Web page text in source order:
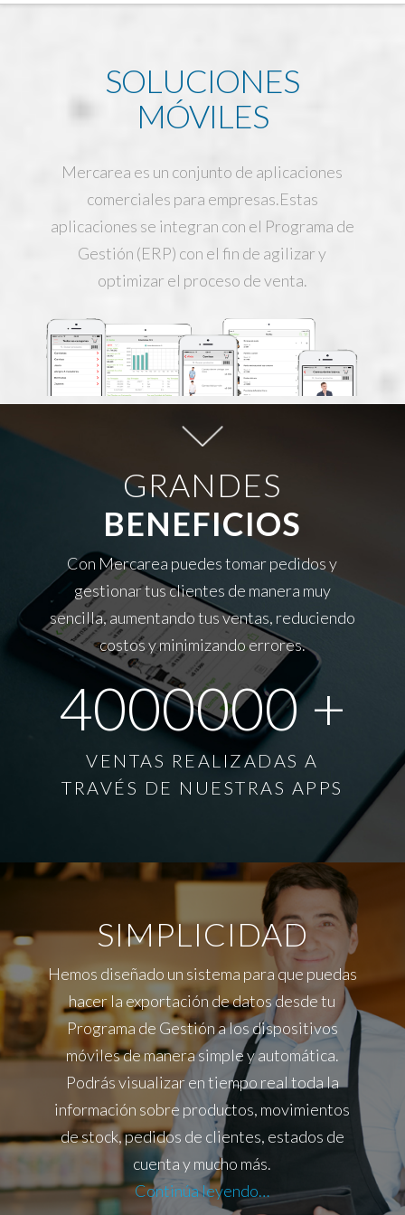
SOLUCIONES
MÓVILES
Mercarea es un conjunto de aplicaciones
comerciales para empresas.Estas
aplicaciones se integran con el Programa de
Gestión (ERP) con el fin de agilizar y
optimizar el proceso de venta.
GRANDES
BENEFICIOS
Con Mercarea puedes tomar pedidos y
gestionar tus clientes de manera muy
sencilla, aumentando tus ventas, reduciendo
costos y minimizando errores.
4000000+
VENTAS REALIZADAS A
TRAVÉS DE NUESTRAS APPS
SIMPLICIDAD
Hemos diseñado un sistema para que puedas
hacer la exportación de datos desde tu
Programa de Gestión a los dispositivos
móviles de manera simple y automática.
Podrás visualizar en tiempo real toda la
información sobre productos, movimientos
de stock, pedidos de clientes, estados de
cuenta y mucho más.
Continúa leyendo…